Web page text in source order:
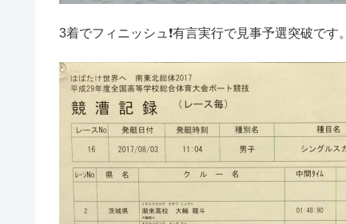
3着でフィニッシュ❗有言実行で見事予選突破です。